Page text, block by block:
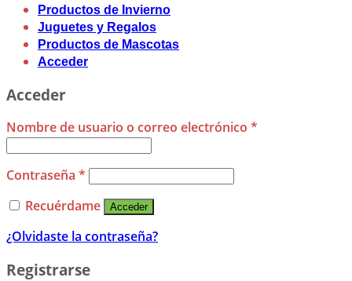
Productos de Invierno
Juguetes y Regalos
Productos de Mascotas
Acceder
Acceder
Nombre de usuario o correo electrónico *
Contraseña *
Recuérdame
Acceder
¿Olvidaste la contraseña?
Registrarse